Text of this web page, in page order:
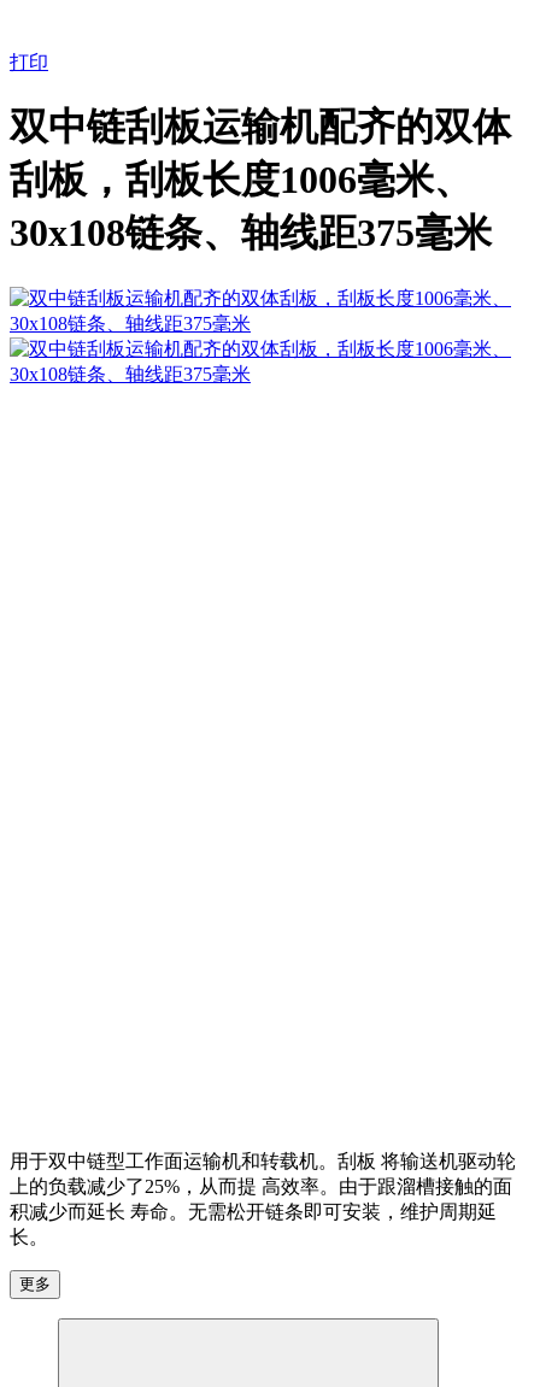
打印
双中链刮板运输机配齐的双体
刮板，刮板长度1006毫米、
30x108链条、轴线距375毫米
用于双中链型工作面运输机和转载机。刮板 将输送机驱动轮
上的负载减少了25%，从而提 高效率。由于跟溜槽接触的面
积减少而延长 寿命。无需松开链条即可安装，维护周期延
长。
更多